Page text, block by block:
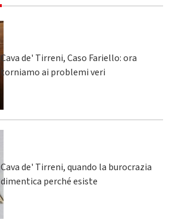
Cava de' Tirreni, Caso Fariello: ora
torniamo ai problemi veri
Cava de' Tirreni, quando la burocrazia
dimentica perché esiste